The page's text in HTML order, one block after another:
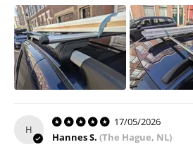
H
17/05/2026
Hannes S. (The Hague, NL)